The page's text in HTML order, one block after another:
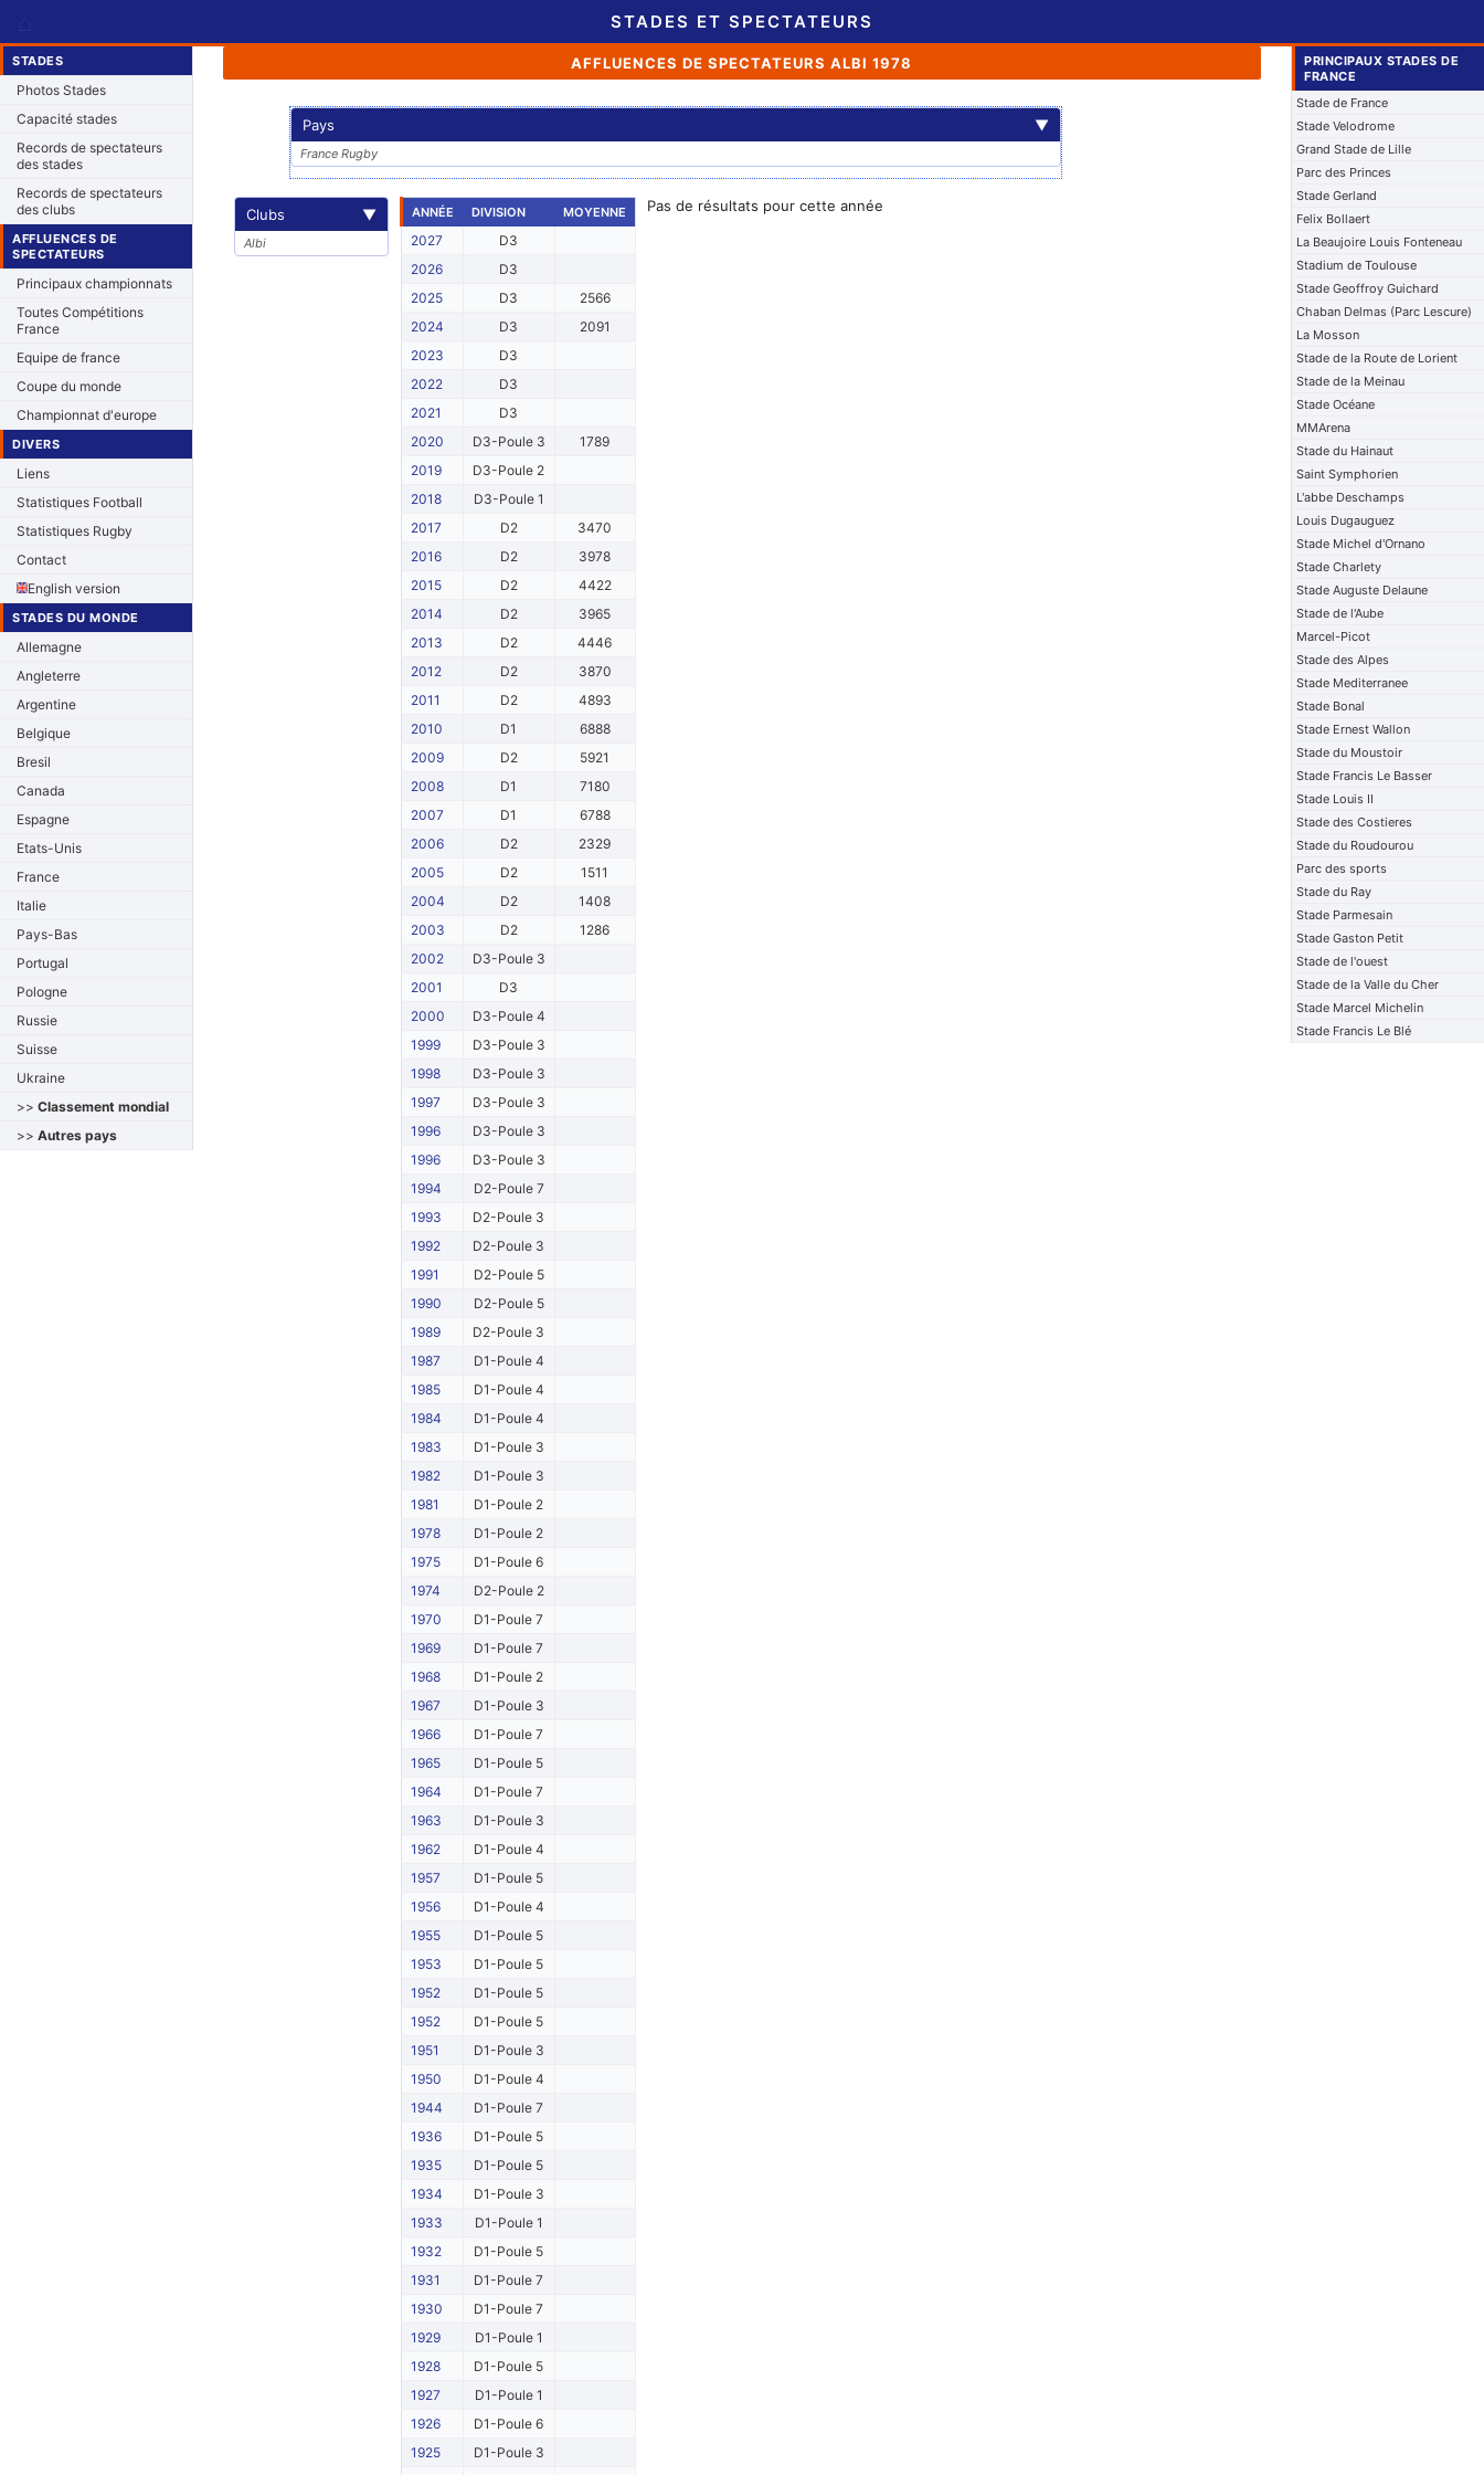
STADES ET SPECTATEURS
STADES
Photos Stades
Capacité stades
Records de spectateurs
des stades
Records de spectateurs
des clubs
AFFLUENCES DE
SPECTATEURS
Principaux championnats
Toutes Compétitions
France
Equipe de france
Coupe du monde
Championnat d'europe
DIVERS
Liens
Statistiques Football
Statistiques Rugby
Contact
English version
STADES DU MONDE
Allemagne
Angleterre
Argentine
Belgique
Bresil
Canada
Espagne
Etats-Unis
France
Italie
Pays-Bas
Portugal
Pologne
Russie
Suisse
Ukraine
>> Classement mondial
>> Autres pays
AFFLUENCES DE SPECTATEURS ALBI 1978
Pays ▼
France Rugby
Clubs ▼
Albi
ANNÉE DIVISION MOYENNE
2027
D3
2026
D3
2025
D3
2566
2024
D3
2091
2023
D3
2022
D3
2021
D3
2020
D3-Poule 3
1789
2019
D3-Poule 2
2018
D3-Poule 1
2017
D2
3470
2016
D2
3978
2015
D2
4422
2014
D2
3965
2013
D2
4446
2012
D2
3870
2011
D2
4893
2010
D1
6888
2009
D2
5921
2008
D1
7180
2007
D1
6788
2006
D2
2329
2005
D2
1511
2004
D2
1408
2003
D2
1286
2002
D3-Poule 3
2001
D3
2000
D3-Poule 4
1999
D3-Poule 3
1998
D3-Poule 3
1997
D3-Poule 3
1996
D3-Poule 3
1996
D3-Poule 3
1994
D2-Poule 7
1993
D2-Poule 3
1992
D2-Poule 3
1991
D2-Poule 5
1990
D2-Poule 5
1989
D2-Poule 3
1987
D1-Poule 4
1985
D1-Poule 4
1984
D1-Poule 4
1983
D1-Poule 3
1982
D1-Poule 3
1981
D1-Poule 2
1978
D1-Poule 2
1975
D1-Poule 6
1974
D2-Poule 2
1970
D1-Poule 7
1969
D1-Poule 7
1968
D1-Poule 2
1967
D1-Poule 3
1966
D1-Poule 7
1965
D1-Poule 5
1964
D1-Poule 7
1963
D1-Poule 3
1962
D1-Poule 4
1957
D1-Poule 5
1956
D1-Poule 4
1955
D1-Poule 5
1953
D1-Poule 5
1952
D1-Poule 5
1952
D1-Poule 5
1951
D1-Poule 3
1950
D1-Poule 4
1944
D1-Poule 7
1936
D1-Poule 5
1935
D1-Poule 5
1934
D1-Poule 3
1933
D1-Poule 1
1932
D1-Poule 5
1931
D1-Poule 7
1930
D1-Poule 7
1929
D1-Poule 1
1928
D1-Poule 5
1927
D1-Poule 1
1926
D1-Poule 6
1925
D1-Poule 3
Pas de résultats pour cette année
PRINCIPAUX STADES DE
FRANCE
Stade de France
Stade Velodrome
Grand Stade de Lille
Parc des Princes
Stade Gerland
Felix Bollaert
La Beaujoire Louis Fonteneau
Stadium de Toulouse
Stade Geoffroy Guichard
Chaban Delmas (Parc Lescure)
La Mosson
Stade de la Route de Lorient
Stade de la Meinau
Stade Océane
MMArena
Stade du Hainaut
Saint Symphorien
L'abbe Deschamps
Louis Dugauguez
Stade Michel d'Ornano
Stade Charlety
Stade Auguste Delaune
Stade de l'Aube
Marcel-Picot
Stade des Alpes
Stade Mediterranee
Stade Bonal
Stade Ernest Wallon
Stade du Moustoir
Stade Francis Le Basser
Stade Louis II
Stade des Costieres
Stade du Roudourou
Parc des sports
Stade du Ray
Stade Parmesain
Stade Gaston Petit
Stade de l'ouest
Stade de la Valle du Cher
Stade Marcel Michelin
Stade Francis Le Blé